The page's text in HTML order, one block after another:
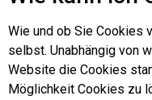
Wie und ob Sie Cookies
selbst. Unabhängig von
Website die Cookies
Möglichkeit Cookies zu